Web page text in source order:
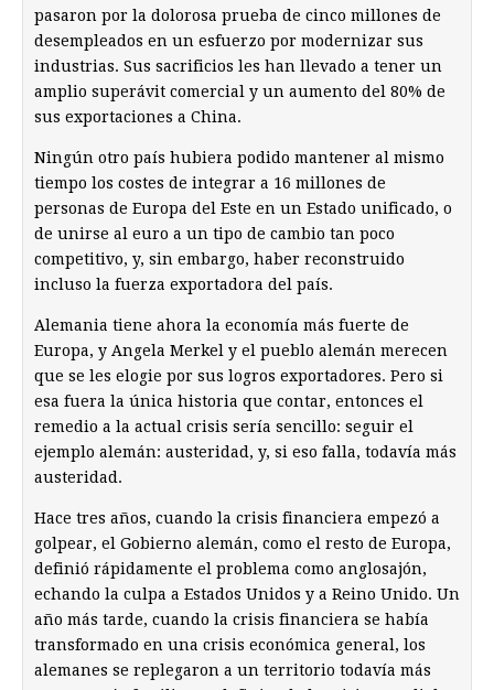
pasaron por la dolorosa prueba de cinco millones de
desempleados en un esfuerzo por modernizar sus
industrias. Sus sacrificios les han llevado a tener un
amplio superávit comercial y un aumento del 80% de
sus exportaciones a China.
Ningún otro país hubiera podido mantener al mismo
tiempo los costes de integrar a 16 millones de
personas de Europa del Este en un Estado unificado, o
de unirse al euro a un tipo de cambio tan poco
competitivo, y, sin embargo, haber reconstruido
incluso la fuerza exportadora del país.
Alemania tiene ahora la economía más fuerte de
Europa, y Angela Merkel y el pueblo alemán merecen
que se les elogie por sus logros exportadores. Pero si
esa fuera la única historia que contar, entonces el
remedio a la actual crisis sería sencillo: seguir el
ejemplo alemán: austeridad, y, si eso falla, todavía más
austeridad.
Hace tres años, cuando la crisis financiera empezó a
golpear, el Gobierno alemán, como el resto de Europa,
definió rápidamente el problema como anglosajón,
echando la culpa a Estados Unidos y a Reino Unido. Un
año más tarde, cuando la crisis financiera se había
transformado en una crisis económica general, los
alemanes se replegaron a un territorio todavía más